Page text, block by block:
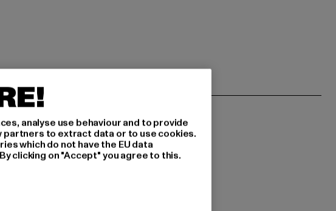
analyse use behaviour and to provide
to extract data or to use cookies.
which do not have the EU data
clicking on "Accept" you agree to this.